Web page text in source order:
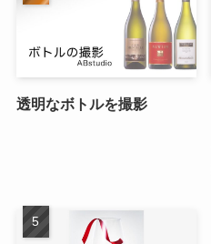
透明なボトルを撮影